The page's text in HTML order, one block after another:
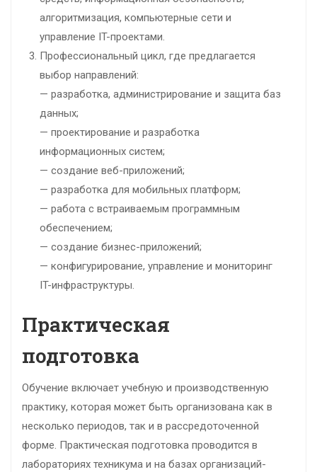
алгоритмизация, компьютерные сети и
управление IT-проектами.
Профессиональный цикл, где предлагается
выбор направлений:
— разработка, администрирование и защита баз
данных;
— проектирование и разработка
информационных систем;
— создание веб-приложений;
— разработка для мобильных платформ;
— работа с встраиваемым программным
обеспечением;
— создание бизнес-приложений;
— конфигурирование, управление и мониторинг
IT-инфраструктуры.
Практическая
подготовка
Обучение включает учебную и производственную
практику, которая может быть организована как в
несколько периодов, так и в рассредоточенной
форме. Практическая подготовка проводится в
лабораториях техникума и на базах организаций-